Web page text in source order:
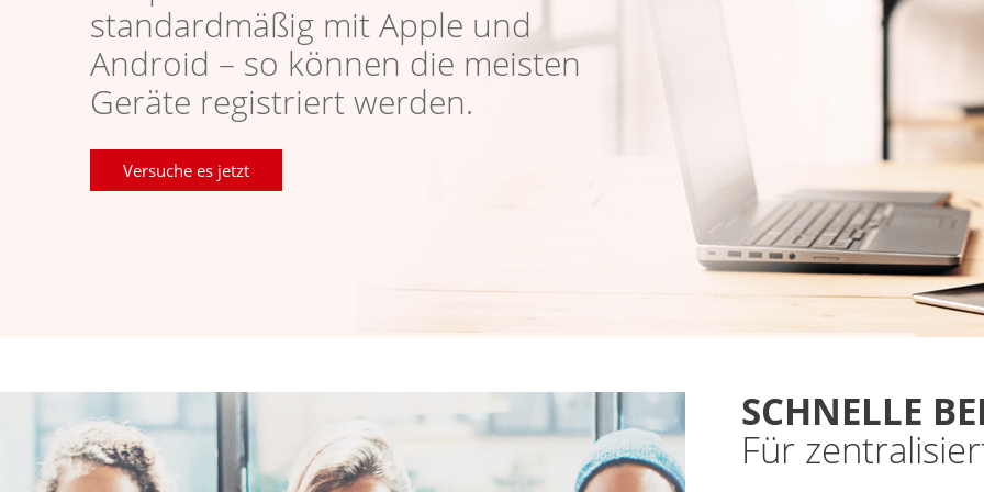
standardmäßig mit Apple und
Android – so können die meisten
Geräte registriert werden.
Versuche es jetzt
SCHNELLE
Für